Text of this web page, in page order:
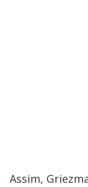
Assim,